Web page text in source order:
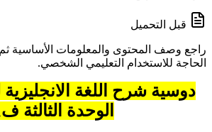
قبل التحميل
راجع وصف المحتوى والمعلومات الأساسية
الحاجة للاستخدام التعليمي الشخصي.
دوسية شرح اللغة
الوحدة الثالثة ف1